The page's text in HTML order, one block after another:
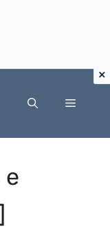
Menu
e